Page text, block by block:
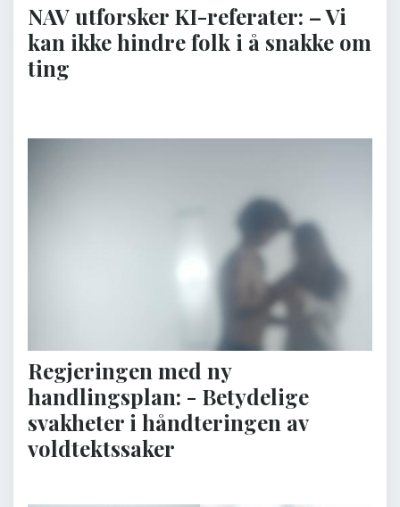
NAV utforsker KI-referater: – Vi
kan ikke hindre folk i å snakke om
ting
Regjeringen med ny
handlingsplan: - Betydelige
svakheter i håndteringen av
voldtektssaker